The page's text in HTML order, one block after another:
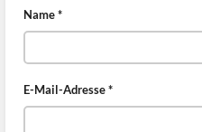
Name*
E-Mail-Adresse*